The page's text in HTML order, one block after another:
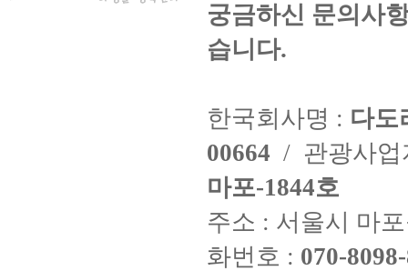
궁금하신 문의사
습니다.
한국회사명 : 다도
00664 / 관광사
마포-1844호
주소 : 서울시 마
화번호 : 070-